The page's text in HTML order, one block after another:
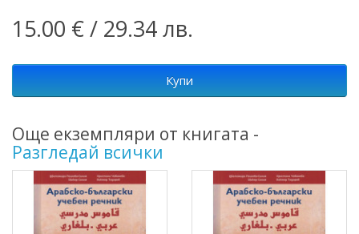
15.00 € / 29.34 лв.
Купи
Още екземпляри от книгата -
Разгледай всички